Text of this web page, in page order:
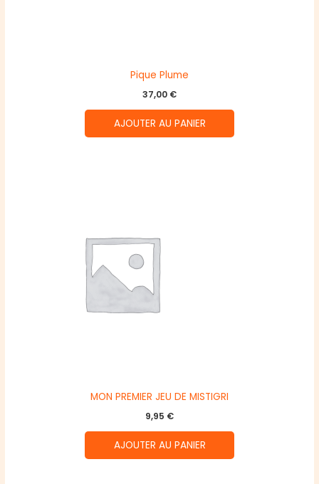
Pique Plume
37,00 €
AJOUTER AU PANIER
MON PREMIER JEU DE MISTIGRI
9,95 €
AJOUTER AU PANIER